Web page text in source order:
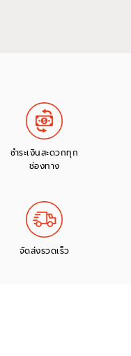
ชำระเงินสะดวกทุก
ช่องทาง
จัดส่งรวดเร็ว